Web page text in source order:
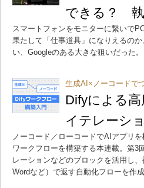
できる？ 執
スマートフォンをモニターに繋いで
果たして「仕事道具」になりえるの
い、Googleのある大きな狙いだった。
生成AI×ノーコードで
Difyによる
イテレーシ
ノーコード／ローコードでAIアプリ
ワークフローを構築する本連載。第3
レーションなどのブロックを活用し
Wordなど）で返す自動化フローを作成